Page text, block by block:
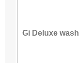
Gi Deluxe